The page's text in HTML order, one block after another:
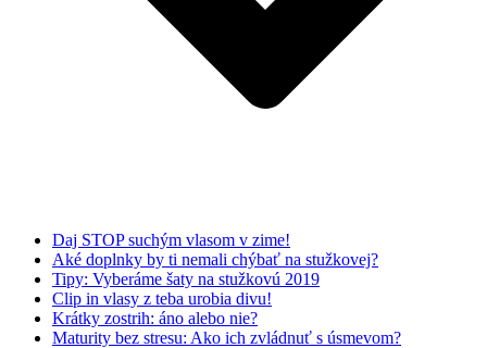
Daj STOP suchým vlasom v zime!
Aké doplnky by ti nemali chýbať na stužkovej?
Tipy: Vyberáme šaty na stužkovú 2019
Clip in vlasy z teba urobia divu!
Krátky zostrih: áno alebo nie?
Maturity bez stresu: Ako ich zvládnuť s úsmevom?